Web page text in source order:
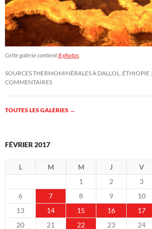
Cette galerie contient8 photos
SOURCES THERMOMINÉRALES À DALLOL, ÉTHIOPIE
COMMENTAIRES
TOUTES LES GALERIES →
FÉVRIER 2017
L M M J V
1
2 3
6
7 8 9 10
13
14 15 16 17
20
21 22 23 24